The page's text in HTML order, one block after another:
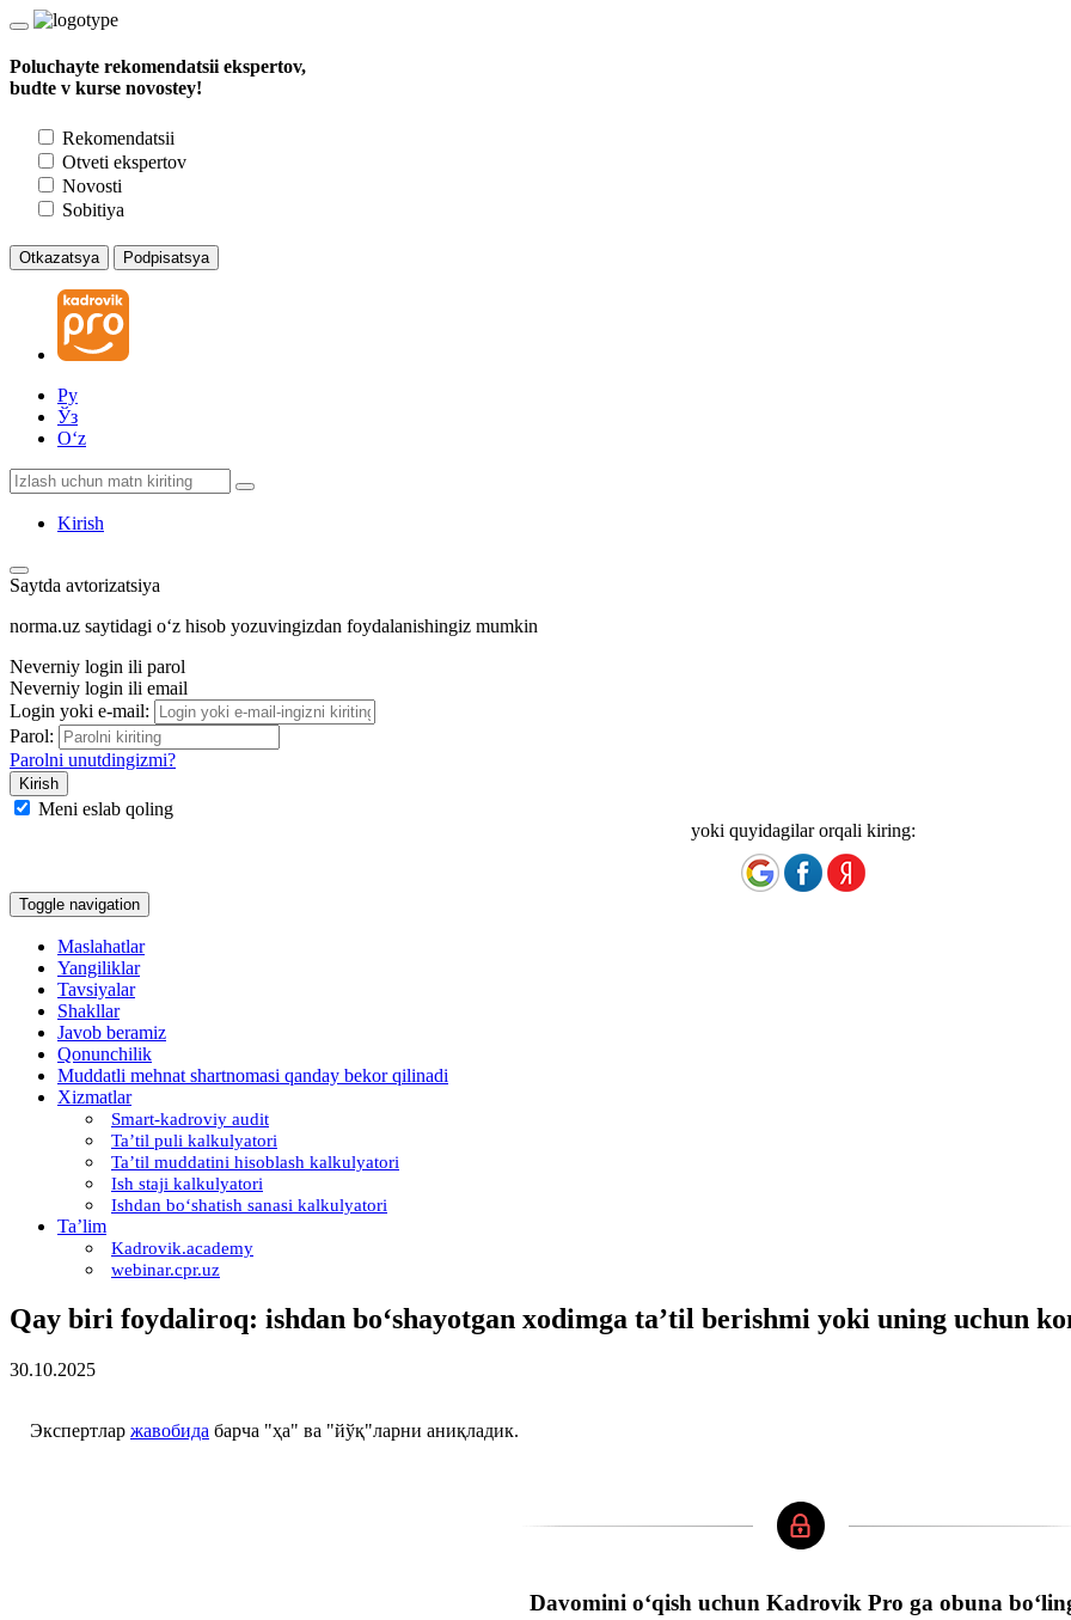
Poluchayte rekomendatsii ekspertov,
budte v kurse novostey!
Rekomendatsii
Otveti ekspertov
Novosti
Sobitiya
Otkazatsya Podpisatsya
Ру
Ўз
Oʻz
Kirish
Saytda avtorizatsiya
norma.uz saytidagi oʻz hisob yozuvingizdan foydalanishingiz mumkin
Neverniy login ili parol
Neverniy login ili email
Login yoki e-mail:
Parol:
Parolni unutdingizmi?
Meni eslab qoling
yoki quyidagilar orqali kiring:
Toggle navigation
Maslahatlar
Yangiliklar
Tavsiyalar
Shakllar
Javob beramiz
Qonunchilik
Muddatli mehnat shartnomasi qanday bekor qilinadi
Xizmatlar
Smart-kadroviy audit
Ta’til puli kalkulyatori
Ta’til muddatini hisoblash kalkulyatori
Ish staji kalkulyatori
Ishdan boʻshatish sanasi kalkulyatori
Ta’lim
Kadrovik.academy
webinar.cpr.uz
Qay biri foydaliroq: ishdan boʻshayotgan хodimga ta’til berishmi yoki uning uchun
30.10.2025
Экспертлар жавобида барча "ҳа" ва "йўқ"ларни аниқладик.
Davomini oʻqish uchun Kadrovik Pro ga obuna